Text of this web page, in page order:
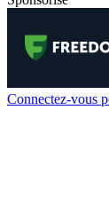
Connectez-vous